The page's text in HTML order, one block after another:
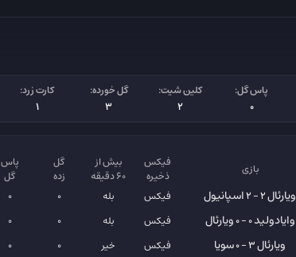
پاس گل:
0
کلین شیت:
2
گل خورده:
3
کارت زرد:
1
بازی
فیکس
ذخیره
بیش از
۶۰ دقیقه
گل
زده
پاس
گل
ویارئال2 - 2 اسپانیول فیکس بله 0
0
وایادولید0 - 0 ویارئال فیکس بله 0
0
ویارئال3 - 0 سویا فیکس خیر 0
0